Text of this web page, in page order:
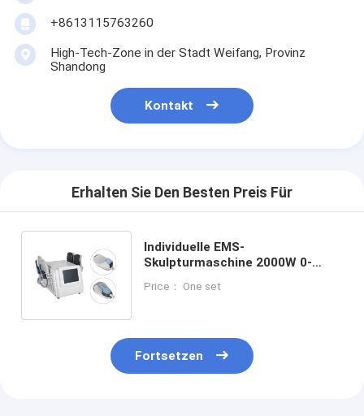
+8613115763260
High-Tech-Zone in der Stadt Weifang, Provinz
Shandong
Kontakt
Erhalten Sie Den Besten Preis Für
Individuelle EMS-
Skulpturmaschine 2000W 0-
den Schlankheitssalon
Price： One set
Fortsetzen